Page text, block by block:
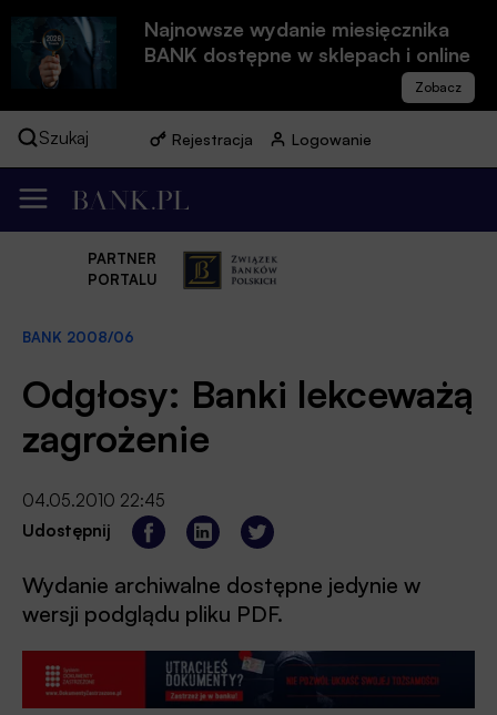
Najnowsze wydanie miesięcznika
BANK dostępne w sklepach i online
Szukaj Rejestracja Logowanie
PARTNER
PORTALU
BANK 2008/06
Odgłosy: Banki lekceważą
zagrożenie
04.05.2010 22:45
Udostępnij
Wydanie archiwalne dostępne jedynie w
wersji podglądu pliku PDF.